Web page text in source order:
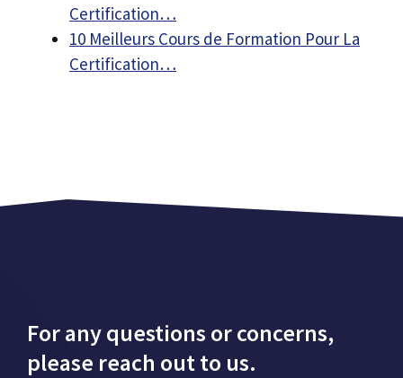
Certification…
10 Meilleurs Cours de Formation Pour La
Certification…
For any questions or concerns,
please reach out to us.